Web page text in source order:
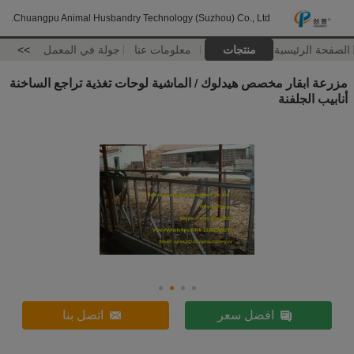
Chuangpu Animal Husbandry Technology (Suzhou) Co., Ltd.
الصفحة الرئيسية منتجات معلومات عنا جولة في المعمل >>
مزرعة ابقار مخصص هيدلوك / الماشية لوحات تغذية تراجع الساخنة
أنابيب الجلفنة
افضل سعر اتصل بنا